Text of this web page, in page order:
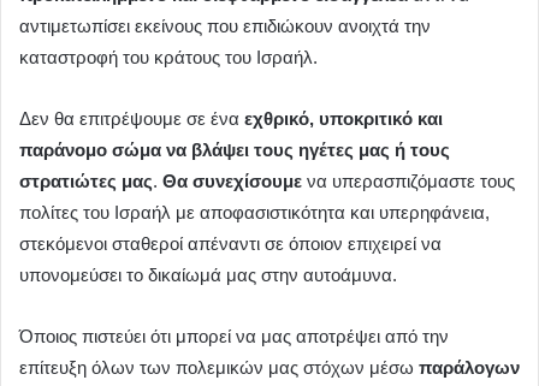
αντιμετωπίσει εκείνους που επιδιώκουν ανοιχτά την
καταστροφή του κράτους του Ισραήλ.
Δεν θα επιτρέψουμε σε ένα εχθρικό, υποκριτικό και
παράνομο σώμα να βλάψει τους ηγέτες μας ή τους
στρατιώτες μας. Θα συνεχίσουμε να υπερασπιζόμαστε τους
πολίτες του Ισραήλ με αποφασιστικότητα και υπερηφάνεια,
στεκόμενοι σταθεροί απέναντι σε όποιον επιχειρεί να
υπονομεύσει το δικαίωμά μας στην αυτοάμυνα.
Όποιος πιστεύει ότι μπορεί να μας αποτρέψει από την
επίτευξη όλων των πολεμικών μας στόχων μέσω παράλογων